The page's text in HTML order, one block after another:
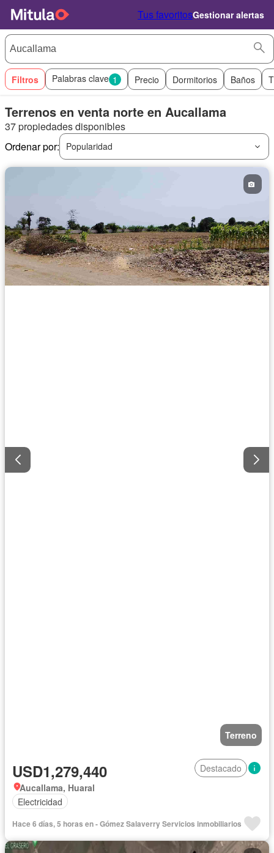
Tus favoritosGestionar alertas
Filtros Palabras clave 1 Precio Dormitorios Baños
Terrenos en venta norte en Aucallama
37 propiedades disponibles
Ordenar por:
Popularidad
Terreno
USD1,279,440
Destacado
Aucallama, Huaral
Electricidad
Hace 6 días, 5 horas en - Gómez Salaverry Servicios inmobiliarios